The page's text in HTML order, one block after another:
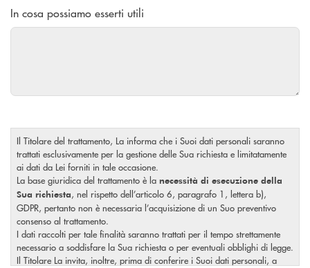
In cosa possiamo esserti utili
Il Titolare del trattamento, La informa che i Suoi dati personali saranno
trattati esclusivamente per la gestione delle Sua richiesta e limitatamente
ai dati da Lei forniti in tale occasione.
La base giuridica del trattamento è la necessità di esecuzione della
Sua richiesta, nel rispetto dell’articolo 6, paragrafo 1, lettera b),
GDPR, pertanto non è necessaria l’acquisizione di un Suo preventivo
consenso al trattamento.
I dati raccolti per tale finalità saranno trattati per il tempo strettamente
necessario a soddisfare la Sua richiesta o per eventuali obblighi di legge.
Il Titolare La invita, inoltre, prima di conferire i Suoi dati personali, a